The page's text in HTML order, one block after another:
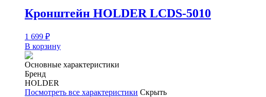
Кронштейн HOLDER LCDS-5010
1 699 ₽
В корзину
Основные характеристики
Бренд
HOLDER
Посмотреть все характеристики Скрыть